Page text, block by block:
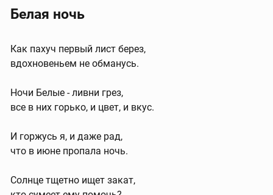
Белая ночь
Как пахуч первый лист берез,
вдохновеньем не обманусь.
Ночи Белые - ливни грез,
все в них горько, и цвет, и вкус.
И горжусь я, и даже рад,
что в июне пропала ночь.
Солнце тщетно ищет закат,